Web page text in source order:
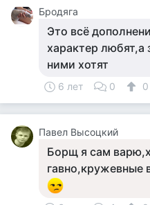
Бродяга
Это всё
характер любят,а
ними хотят
6 лет 0 0
Павел Высоцкий
Борщ я сам
гавно,кружевные